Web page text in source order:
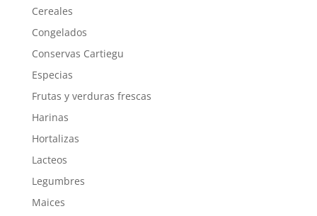
Cereales
Congelados
Conservas Cartiegu
Especias
Frutas y verduras frescas
Harinas
Hortalizas
Lacteos
Legumbres
Maices